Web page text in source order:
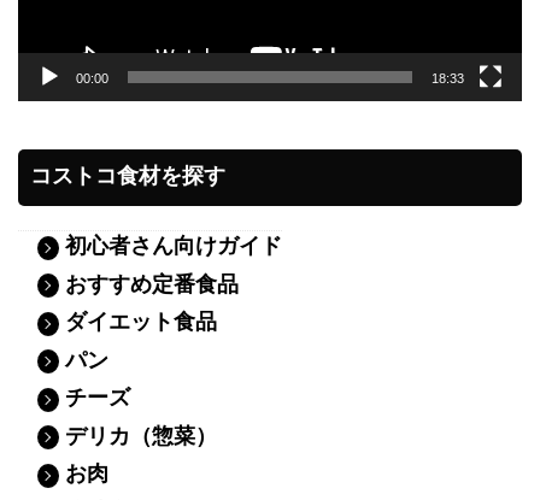
00:00 18:33
コストコ食材を探す
初心者さん向けガイド
おすすめ定番食品
ダイエット食品
パン
チーズ
デリカ（惣菜）
お肉